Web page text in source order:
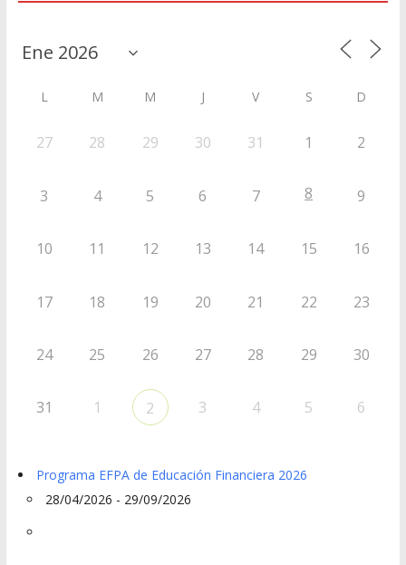
L M M J V S D
27 28 29 30 31 1 2
3 4 5 6 7 8 9
10 11 12 13 14 15 16
17 18 19 20 21 22 23
24 25 26 27 28 29 30
31 1 2 3 4 5 6
Programa EFPA de Educación Financiera 2026
28/04/2026 - 29/09/2026